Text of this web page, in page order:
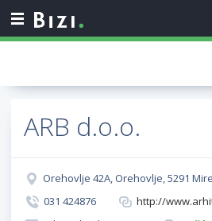
ARB d.o.o.
Orehovlje 42A, Orehovlje, 5291
031 424876
http://